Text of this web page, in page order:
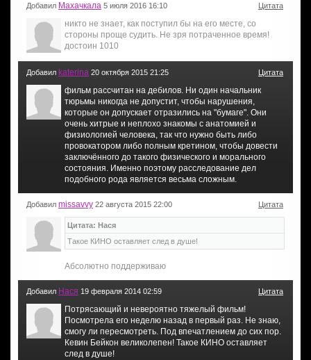
Добавил Махачкала 5 июля 2016 16:10 Цитата
никто не знает, как поступил бы на его месте, со
стороны проще судить. Не зря потраченное время!
достоин 1010
Добавил katerina 20 октября 2015 21:25 Цитата
фильм рассчитан на дебилов. Ни один начальник
тюрьмы никогда не допустит, чтобы нарушения,
которые он допускает отразились на "бумаге". Они
очень хитрые и неплохо знакомы с анатомией и
физиологией человека, так что нужно быть либо
провокатором либо полным кретином, чтобы довести
заключённого до такого физического и морального
состояния. Именно поэтому расследование дел
подобного рода является весьма сложным.
Добавил missavvy 22 августа 2015 22:00 Цитата
Цитата: Нася
Такое КИНО оставляет след в душе!
Абсолютно поддерживаю
Добавил Нася 19 февраля 2014 02:59 Цитата
Потрясающий и невероятно тяжелый фильм!
Посмотрела его неделю назад в первый раз. Не знаю,
смогу ли пересмотреть. Под впечатлением до сих пор.
Кевин Бейкон великолепен! Такое КИНО оставляет
след в душе!